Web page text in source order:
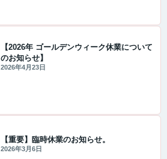
【2026年 ゴールデンウィーク休業について
のお知らせ】
2026年4月23日
【重要】臨時休業のお知らせ。
2026年3月6日